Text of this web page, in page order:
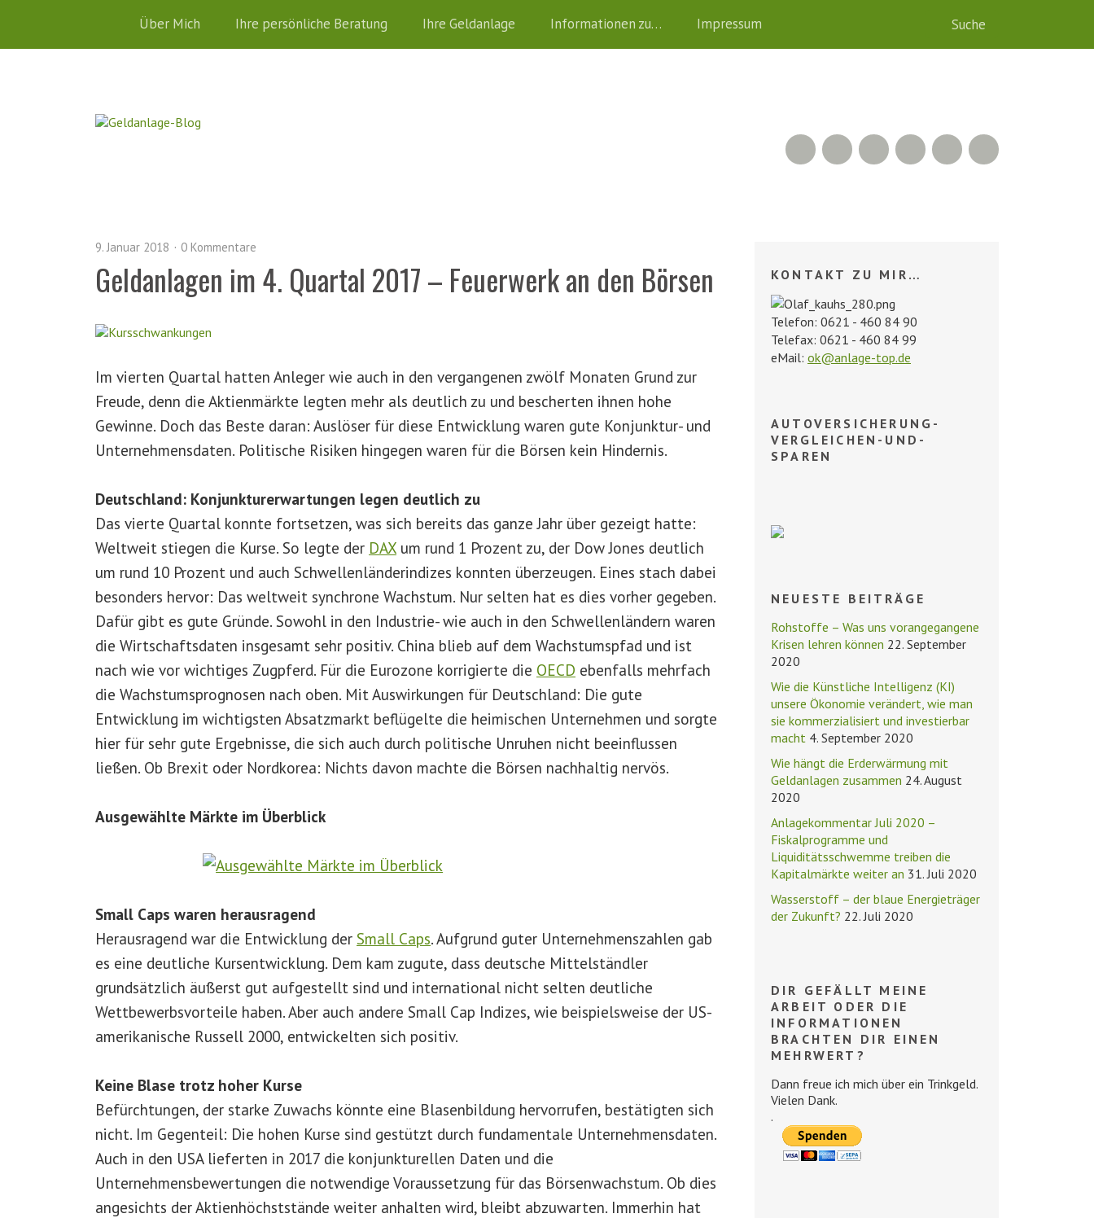
Über Mich Ihre persönliche Beratung Ihre Geldanlage Informationen zu… Impressum
Facebook
500px
LinkedIn
Xing
RSS Feed
9. Januar 2018 0 Kommentare
Geldanlagen im 4. Quartal 2017 – Feuerwerk an den Börsen
Im vierten Quartal hatten Anleger wie auch in den vergangenen zwölf Monaten Grund zur
Freude, denn die Aktienmärkte legten mehr als deutlich zu und bescherten ihnen hohe
Gewinne. Doch das Beste daran: Auslöser für diese Entwicklung waren gute Konjunktur- und
Unternehmensdaten. Politische Risiken hingegen waren für die Börsen kein Hindernis.
Deutschland: Konjunkturerwartungen legen deutlich zu
Das vierte Quartal konnte fortsetzen, was sich bereits das ganze Jahr über gezeigt hatte:
Weltweit stiegen die Kurse. So legte der DAX um rund 1 Prozent zu, der Dow Jones deutlich
um rund 10 Prozent und auch Schwellenländerindizes konnten überzeugen. Eines stach dabei
besonders hervor: Das weltweit synchrone Wachstum. Nur selten hat es dies vorher gegeben.
Dafür gibt es gute Gründe. Sowohl in den Industrie- wie auch in den Schwellenländern waren
die Wirtschaftsdaten insgesamt sehr positiv. China blieb auf dem Wachstumspfad und ist
nach wie vor wichtiges Zugpferd. Für die Eurozone korrigierte die OECD ebenfalls mehrfach
die Wachstumsprognosen nach oben. Mit Auswirkungen für Deutschland: Die gute
Entwicklung im wichtigsten Absatzmarkt beflügelte die heimischen Unternehmen und sorgte
hier für sehr gute Ergebnisse, die sich auch durch politische Unruhen nicht beeinflussen
ließen. Ob Brexit oder Nordkorea: Nichts davon machte die Börsen nachhaltig nervös.
Ausgewählte Märkte im Überblick
Small Caps waren herausragend
Herausragend war die Entwicklung der Small Caps. Aufgrund guter Unternehmenszahlen gab
es eine deutliche Kursentwicklung. Dem kam zugute, dass deutsche Mittelständler
grundsätzlich äußerst gut aufgestellt sind und international nicht selten deutliche
Wettbewerbsvorteile haben. Aber auch andere Small Cap Indizes, wie beispielsweise der US-
amerikanische Russell 2000, entwickelten sich positiv.
Keine Blase trotz hoher Kurse
Befürchtungen, der starke Zuwachs könnte eine Blasenbildung hervorrufen, bestätigten sich
nicht. Im Gegenteil: Die hohen Kurse sind gestützt durch fundamentale Unternehmensdaten.
Auch in den USA lieferten in 2017 die konjunkturellen Daten und die
Unternehmensbewertungen die notwendige Voraussetzung für das Börsenwachstum. Ob dies
angesichts der Aktienhöchststände weiter anhalten wird, bleibt abzuwarten. Immerhin hat
KONTAKT ZU MIR…
Telefon: 0621 - 460 84 90
Telefax: 0621 - 460 84 99
eMail: ok@anlage-top.de
AUTOVERSICHERUNG-
VERGLEICHEN-UND-
SPAREN
NEUESTE BEITRÄGE
Rohstoffe – Was uns vorangegangene
Krisen lehren können 22. September
2020
Wie die Künstliche Intelligenz (KI)
unsere Ökonomie verändert, wie man
sie kommerzialisiert und investierbar
macht 4. September 2020
Wie hängt die Erderwärmung mit
Geldanlagen zusammen 24. August
2020
Anlagekommentar Juli 2020 –
Fiskalprogramme und
Liquiditätsschwemme treiben die
Kapitalmärkte weiter an 31. Juli 2020
Wasserstoff – der blaue Energieträger
der Zukunft? 22. Juli 2020
DIR GEFÄLLT MEINE
ARBEIT ODER DIE
INFORMATIONEN
BRACHTEN DIR EINEN
MEHRWERT?
Dann freue ich mich über ein Trinkgeld.
Vielen Dank.
.